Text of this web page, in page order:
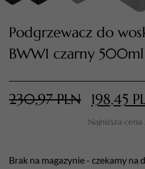
TWÓJ
Podgrzewacz do
BWW1 czarny
230,97PLN 198,45
Najniższa
Brak na magazynie - czekamy na